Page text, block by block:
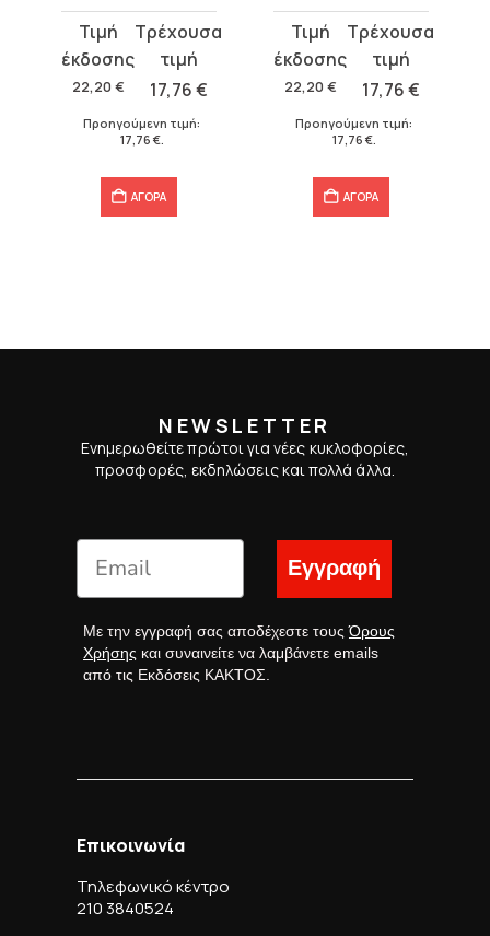
22,20 €
Original
price
was:
17,76€
τρέχουσα
τιμή
17,76 €.
Προηγούμενη τιμή:
17,76 €.
ΑΓΟΡΑ
22,20 €
Original
price
was:
17,76€
τρέχουσα
τιμή
17,76 €.
Προηγούμενη τιμή:
17,76 €.
ΑΓΟΡΑ
NEWSLETTER
Ενημερωθείτε πρώτοι για νέες κυκλοφορίες,
προσφορές, εκδηλώσεις και πολλά άλλα.
Εγγραφή
Με την εγγραφή σας αποδέχεστε τουςΌρους
Χρήσης και συναινείτε να λαμβάνετε emails
από τις Εκδόσεις ΚΑΚΤΟΣ.
Επικοινωνία
Τηλεφωνικό κέντρο
210 3840524